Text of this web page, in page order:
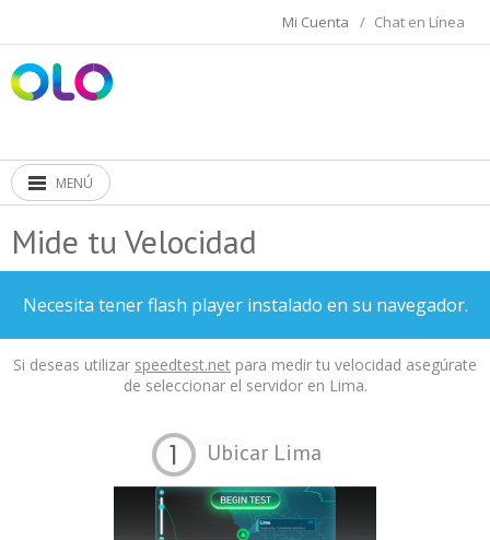
Mi Cuenta / Chat en Línea
MENÚ
Mide tu Velocidad
Necesita tener flash player instalado en su navegador.
Si deseas utilizar speedtest.net para medir tu velocidad asegúrate
de seleccionar el servidor en Lima.
Ubicar Lima